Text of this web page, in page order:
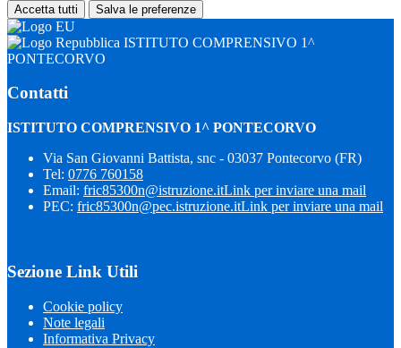
Accetta tutti Salva le preferenze
ISTITUTO COMPRENSIVO 1^
PONTECORVO
Contatti
ISTITUTO COMPRENSIVO 1^ PONTECORVO
Via San Giovanni Battista, snc - 03037 Pontecorvo (FR)
Tel: 0776 760158
Email: fric85300n@istruzione.itLink per inviare una mail
PEC: fric85300n@pec.istruzione.itLink per inviare una mail
Sezione Link Utili
Cookie policy
Note legali
Informativa Privacy